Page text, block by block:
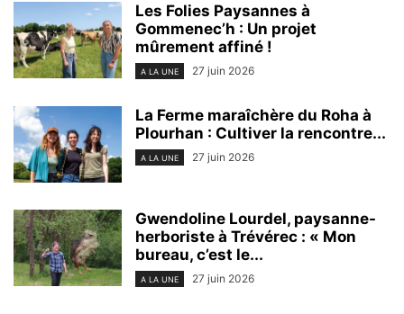
Les Folies Paysannes à
Gommenec’h : Un projet
mûrement affiné !
A LA UNE 27 juin 2026
La Ferme maraîchère du Roha à
Plourhan : Cultiver la rencontre...
A LA UNE 27 juin 2026
Gwendoline Lourdel, paysanne-
herboriste à Trévérec : « Mon
bureau, c’est le...
A LA UNE 27 juin 2026